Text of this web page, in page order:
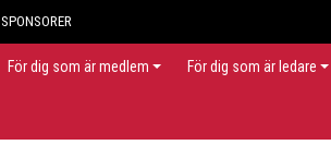
SPONSORER
För dig som är medlem För dig som är ledare